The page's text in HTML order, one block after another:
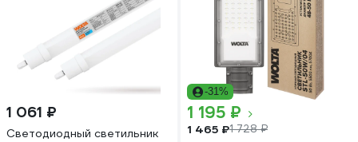
1 061 ₽
Светодиодный светильник
-31%
1 195 ₽
1 465 ₽1 728 ₽